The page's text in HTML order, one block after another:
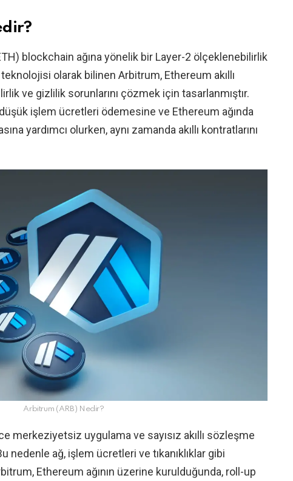
blockchain ağına yönelik bir Layer-2 ölçeklenebilirlik
olarak bilinen Arbitrum, Ethereum akıllı
ve gizlilik sorunlarını çözmek için tasarlanmıştır.
düşük işlem ücretleri ödemesine ve Ethereum ağında
yardımcı olurken, aynı zamanda akıllı kontratlarını
Arbitrum (ARB) Nedir?
merkeziyetsiz uygulama ve sayısız akıllı sözleşme
nedenle ağ, işlem ücretleri ve tıkanıklıklar gibi
Ethereum ağının üzerine kurulduğunda, roll-up